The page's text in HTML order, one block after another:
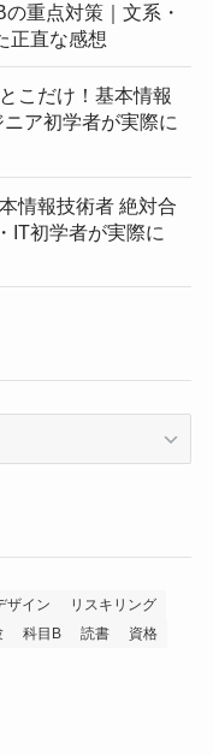
重点対策｜文系・
正直な感想
こだけ！基本情報
ア初学者が実際に
情報技術者 絶対合
IT初学者が実際に
ザイン
リスキリング
科目B 読書 資格